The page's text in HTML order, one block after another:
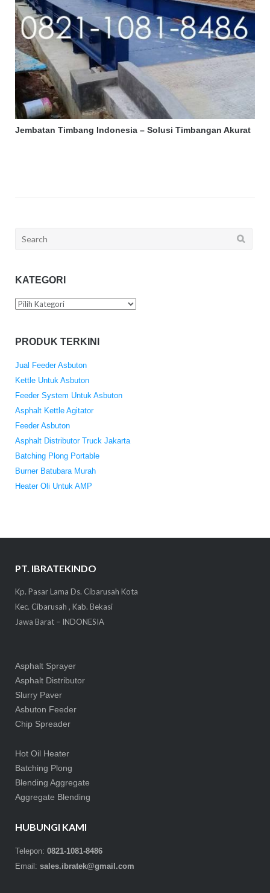
Jembatan Timbang Indonesia – Solusi Timbangan Akurat
Search
KATEGORI
Kategori
PRODUK TERKINI
Jual Feeder Asbuton
Kettle Untuk Asbuton
Feeder System Untuk Asbuton
Asphalt Kettle Agitator
Feeder Asbuton
Asphalt Distributor Truck Jakarta
Batching Plong Portable
Burner Batubara Murah
Heater Oli Untuk AMP
PT. IBRATEKINDO
Kp. Pasar Lama Ds. Cibarusah Kota
Kec. Cibarusah , Kab. Bekasi
Jawa Barat – INDONESIA
Asphalt Sprayer
Asphalt Distributor
Slurry Paver
Asbuton Feeder
Chip Spreader
Hot Oil Heater
Batching Plong
Blending Aggregate
Aggregate Blending
HUBUNGI KAMI
Telepon: 0821-1081-8486
Email: sales.ibratek@gmail.com